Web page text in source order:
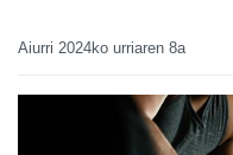
Aiurri 2024ko urriaren 8a